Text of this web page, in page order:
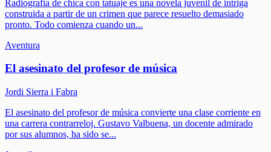
Radiografía de chica con tatuaje es una novela juvenil de intriga
construida a partir de un crimen que parece resuelto demasiado
pronto. Todo comienza cuando un...
Aventura
El asesinato del profesor de música
Jordi Sierra i Fabra
El asesinato del profesor de música convierte una clase corriente en
una carrera contrarreloj. Gustavo Valbuena, un docente admirado
por sus alumnos, ha sido se...